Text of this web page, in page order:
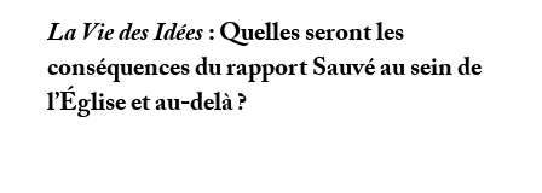
La Vie des Idées: Quelles seront les
conséquences du rapport Sauvé au sein de
l’Église et au-delà?